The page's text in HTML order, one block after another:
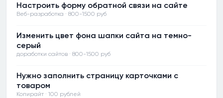
Настроить форму обратной связи на сайте
Веб-разработка · 800-1500 руб
Изменить цвет фона шапки сайта на темно-
серый
доработки сайтов · 800-1500 руб
Нужно заполнить страницу карточками с
товаром
Копирайт · 100 рублей